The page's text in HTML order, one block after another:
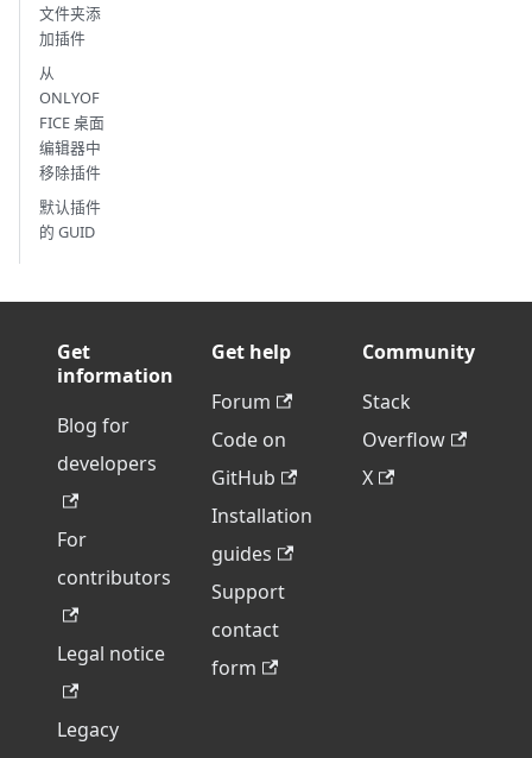
文件夹添
加插件
从
ONLYOF
FICE 桌面
编辑器中
移除插件
默认插件
的 GUID
Get
information
Blog for
developers
For
contributors
Legal notice
Legacy
Get help
Forum
Code on
GitHub
Installation
guides
Support
contact
form
Community
Stack
Overflow
X